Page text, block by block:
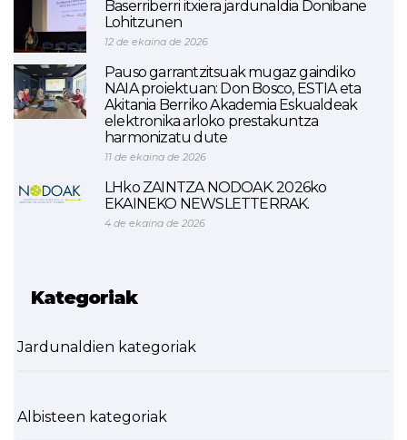
Baserriberri itxiera jardunaldia Donibane
Lohitzunen
12 de ekaina de 2026
Pauso garrantzitsuak mugaz gaindiko
NAIA proiektuan: Don Bosco, ESTIA eta
Akitania Berriko Akademia Eskualdeak
elektronika arloko prestakuntza
harmonizatu dute
11 de ekaina de 2026
LHko ZAINTZA NODOAK. 2026ko
EKAINEKO NEWSLETTERRAK.
4 de ekaina de 2026
Kategoriak
Jardunaldien kategoriak
Albisteen kategoriak